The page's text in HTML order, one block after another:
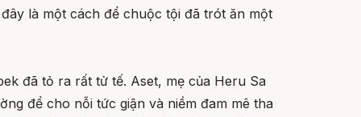
là một cách để chuộc tội đã trót ăn một
đã tỏ ra rất tử tế. Aset, mẹ của Heru Sa
để cho nỗi tức giận và niềm đam mê tha